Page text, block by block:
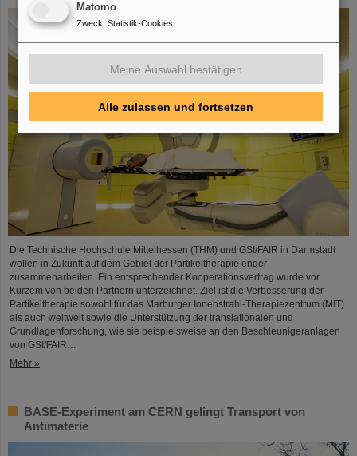
Die Technische Hochschule Mittelhessen (THM) und GSI/FAIR in Darmstadt
wollen in Zukunft auf dem Gebiet der Partikeltherapie enger
zusammenarbeiten. Ein entsprechender Kooperationsvertrag wurde vor
Kurzem von beiden Partnern unterzeichnet. Ziel ist die Verbesserung der
Partikeltherapie sowohl für das Marburger Ionenstrahl-Therapiezentrum (MIT)
als auch weltweit sowie die Unterstützung der translationalen und
Grundlagenforschung, wie sie beispielsweise an den Beschleunigeranlagen
von GSI/FAIR…
Mehr »
BASE-Experiment am CERN gelingt Transport von
Antimaterie
Matomo
Zweck: Statistik-Cookies
Meine Auswahl bestätigen
Alle zulassen und fortsetzen